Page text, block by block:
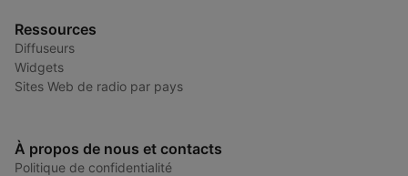
Ressources
Diffuseurs
Widgets
Sites Web de radio par pays
À propos de nous et contacts
Politique de confidentialité